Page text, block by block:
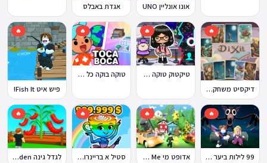
אונו אונליין UNO אגדת באבלס
🔥
דיקסיט משחק Dixit
🔥
טיקטוק טוקה בוקה
🔥
טוקה בוקה כל העולמות בחינם
🔥
פיש איט Fish It!
🔥
99 לילות ביער Nights in the Forest
🔥
אדופט מי Adopt Me!
🔥
סטיל א בריינרוט Steal a Brainrot
🔥
לגדל גינה Grow a Garden